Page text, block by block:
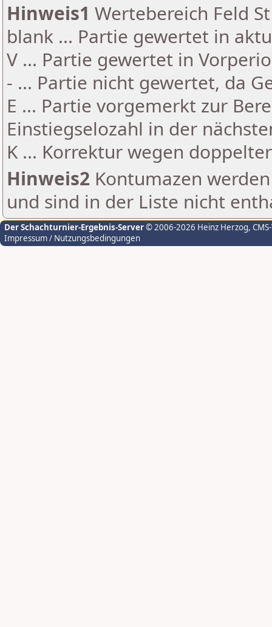
Hinweis1 Wertebereich Feld
blank ... Partie gewertet in
V ... Partie gewertet in
- ... Partie nicht gewertet, da
E ... Partie vorgemerkt zur
Einstiegselozahl in der
K ... Korrektur wegen
Hinweis2 Kontumazen
und sind in der Liste nicht
Der Schachturnier-Ergebnis-Server© 2006-2026 Heinz Herzog,
Impressum / Nutzungsbedingungen